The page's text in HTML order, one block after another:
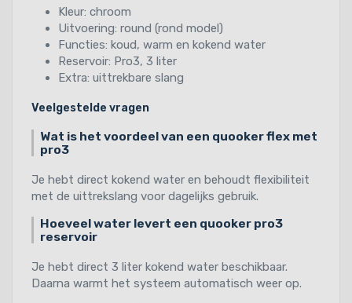
Kleur: chroom
Uitvoering: round (rond model)
Functies: koud, warm en kokend water
Reservoir: Pro3, 3 liter
Extra: uittrekbare slang
Veelgestelde vragen
Wat is het voordeel van een quooker flex met
pro3
Je hebt direct kokend water en behoudt flexibiliteit
met de uittrekslang voor dagelijks gebruik.
Hoeveel water levert een quooker pro3
reservoir
Je hebt direct 3 liter kokend water beschikbaar.
Daarna warmt het systeem automatisch weer op.